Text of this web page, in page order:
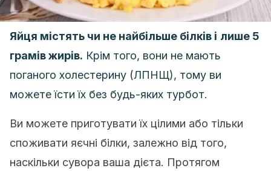
Яйця містять чи не найбільше білків і лише 5
грамів жирів. Крім того, вони не мають
поганого холестерину (ЛПНЩ), тому ви
можете їсти їх без будь-яких турбот.
Ви можете приготувати їх цілими або тільки
споживати яєчні білки, залежно від того,
наскільки сувора ваша дієта. Протягом